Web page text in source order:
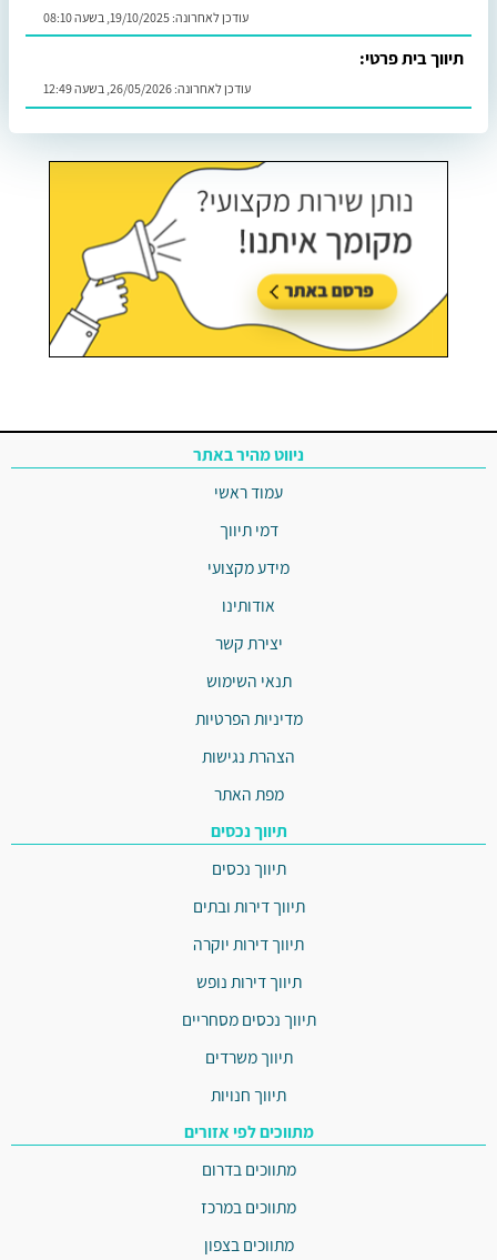
עודכן לאחרונה: 19/10/2025, בשעה 08:10
תיווך בית פרטי:
עודכן לאחרונה: 26/05/2026, בשעה 12:49
ניווט מהיר באתר
עמוד ראשי
דמי תיווך
מידע מקצועי
אודותינו
יצירת קשר
תנאי השימוש
מדיניות הפרטיות
הצהרת נגישות
מפת האתר
תיווך נכסים
תיווך נכסים
תיווך דירות ובתים
תיווך דירות יוקרה
תיווך דירות נופש
תיווך נכסים מסחריים
תיווך משרדים
תיווך חנויות
מתווכים לפי אזורים
מתווכים בדרום
מתווכים במרכז
מתווכים בצפון